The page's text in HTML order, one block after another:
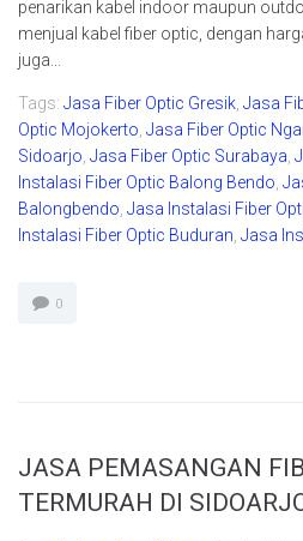
penarikan kabel indoor maupun
menjual kabel fiber optic, dengan
juga...
Tags: Jasa Fiber Optic Gresik Jasa
Optic Mojokerto Jasa Fiber Optic
Sidoarjo Jasa Fiber Optic Surabaya
Instalasi Fiber Optic Balong Bendo
Balongbendo Jasa Instalasi Fiber
Instalasi Fiber Optic Buduran Jasa
0
JASA PEMASANGAN
TERMURAH DI